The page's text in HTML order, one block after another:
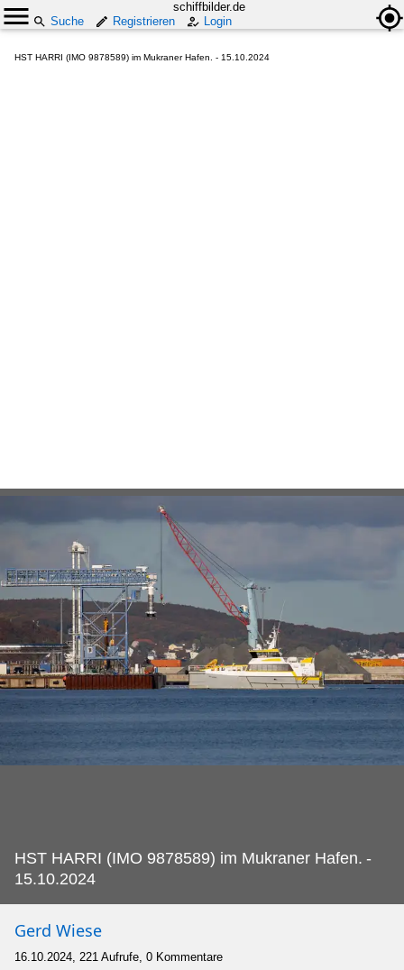
schiffbilder.de
Suche
Registrieren Login
HST HARRI (IMO 9878589) im Mukraner Hafen. - 15.10.2024
HST HARRI (IMO 9878589) im Mukraner Hafen. -
15.10.2024
Gerd Wiese
16.10.2024, 221 Aufrufe, 0 Kommentare